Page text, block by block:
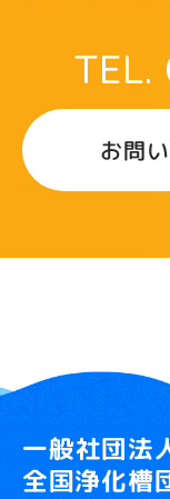
お問
一般社団法
全国浄化槽